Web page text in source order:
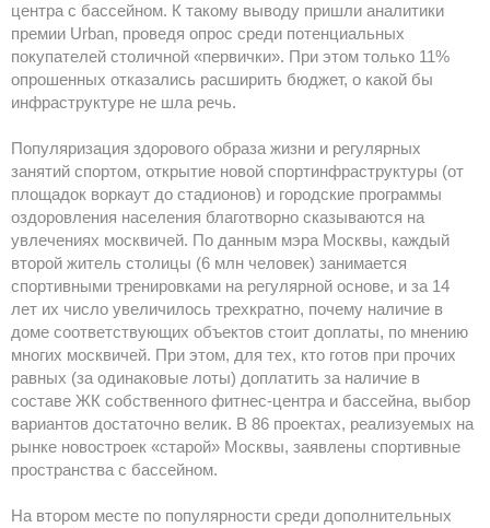
центра с бассейном. К такому выводу пришли аналитики
премии Urban, проведя опрос среди потенциальных
покупателей столичной «первички». При этом только 11%
опрошенных отказались расширить бюджет, о какой бы
инфраструктуре не шла речь.
Популяризация здорового образа жизни и регулярных
занятий спортом, открытие новой спортинфраструктуры (от
площадок воркаут до стадионов) и городские программы
оздоровления населения благотворно сказываются на
увлечениях москвичей. По данным мэра Москвы, каждый
второй житель столицы (6 млн человек) занимается
спортивными тренировками на регулярной основе, и за 14
лет их число увеличилось трехкратно, почему наличие в
доме соответствующих объектов стоит доплаты, по мнению
многих москвичей. При этом, для тех, кто готов при прочих
равных (за одинаковые лоты) доплатить за наличие в
составе ЖК собственного фитнес-центра и бассейна, выбор
вариантов достаточно велик. В 86 проектах, реализуемых на
рынке новостроек «старой» Москвы, заявлены спортивные
пространства с бассейном.
На втором месте по популярности среди дополнительных